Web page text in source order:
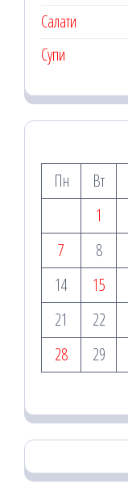
Салати
Супи
Пн
Вт
1
7
8
14
15
21
22
28
29